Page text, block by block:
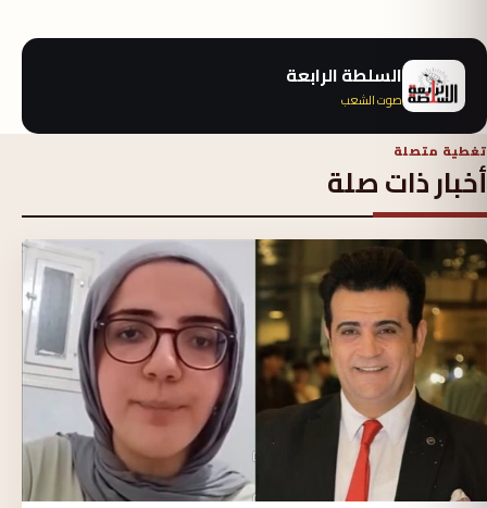
السلطة الرابعة
صوت الشعب
تغطية متصلة
أخبار ذات صلة